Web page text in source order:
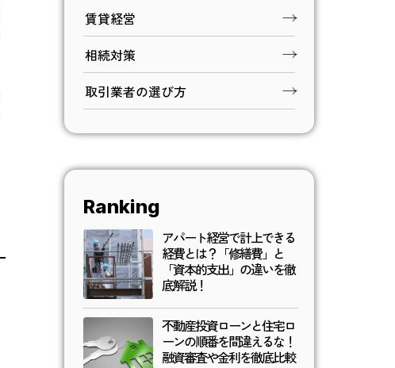
賃貸経営
相続対策
取引業者の選び方
Ranking
アパート経営で計上できる
経費とは？「修繕費」と
「資本的支出」の違いを徹
底解説！
不動産投資ローンと住宅ロ
ーンの順番を間違えるな！
融資審査や金利を徹底比較